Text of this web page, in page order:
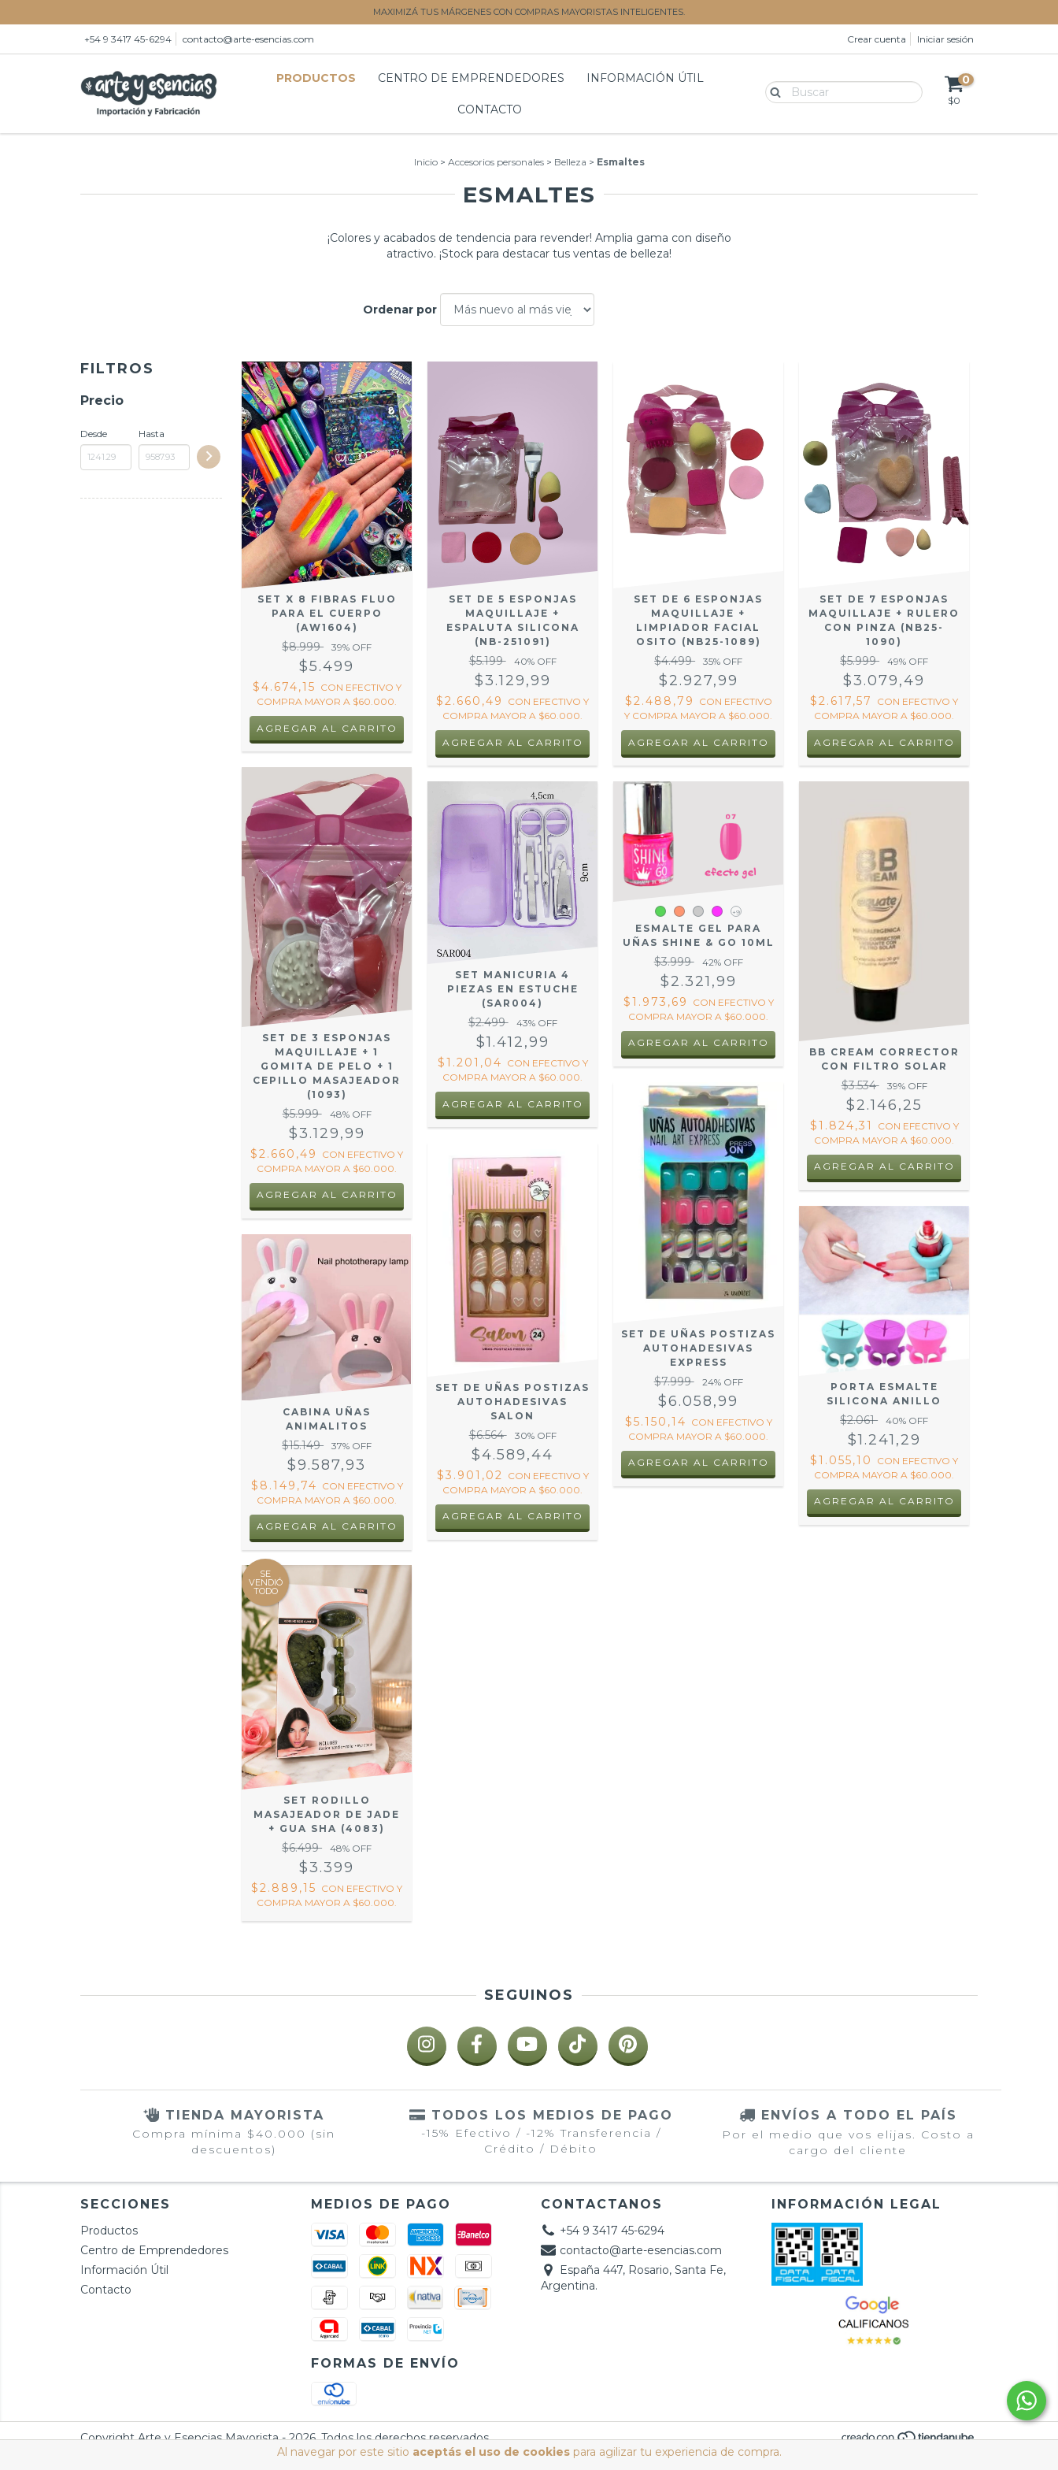
Al navegar por este sitio aceptás el uso de cookiespara agilizar tu experiencia de compra.
MAXIMIZÁ TUS MÁRGENES CON COMPRAS MAYORISTAS INTELIGENTES.
+54 9 3417 45-6294 contacto@arte-esencias.com Crear cuenta Iniciar sesión
PRODUCTOS CENTRO DE EMPRENDEDORES INFORMACIÓN ÚTIL
CONTACTO
0
$0
Inicio > Accesorios personales > Belleza > Esmaltes
ESMALTES
¡Colores y acabados de tendencia para revender! Amplia gama con diseño
atractivo. ¡Stock para destacar tus ventas de belleza!
Ordenar por
FILTROS
Precio
Desde Hasta
SET X 8 FIBRAS FLUO
PARA EL CUERPO
(AW1604)
$8.999 39% OFF
$5.499
$4.674,15 CON EFECTIVO Y
COMPRA MAYOR A $60.000.
SET DE 5 ESPONJAS
MAQUILLAJE +
ESPALUTA SILICONA
(NB-251091)
$5.199 40% OFF
$3.129,99
$2.660,49 CON EFECTIVO Y
COMPRA MAYOR A $60.000.
SET DE 6 ESPONJAS
MAQUILLAJE +
LIMPIADOR FACIAL
OSITO (NB25-1089)
$4.499 35% OFF
$2.927,99
$2.488,79 CON EFECTIVO
Y COMPRA MAYOR A $60.000.
SET DE 7 ESPONJAS
MAQUILLAJE + RULERO
CON PINZA (NB25-
1090)
$5.999 49% OFF
$3.079,49
$2.617,57 CON EFECTIVO Y
COMPRA MAYOR A $60.000.
SET DE 3 ESPONJAS
MAQUILLAJE + 1
GOMITA DE PELO + 1
CEPILLO MASAJEADOR
(1093)
$5.999 48% OFF
$3.129,99
$2.660,49 CON EFECTIVO Y
COMPRA MAYOR A $60.000.
SET MANICURIA 4
PIEZAS EN ESTUCHE
(SAR004)
$2.499 43% OFF
$1.412,99
$1.201,04 CON EFECTIVO Y
COMPRA MAYOR A $60.000.
+9
ESMALTE GEL PARA
UÑAS SHINE & GO 10ML
$3.999 42% OFF
$2.321,99
$1.973,69 CON EFECTIVO Y
COMPRA MAYOR A $60.000.
AGREGAR AL CARRITO
BB CREAM CORRECTOR
CON FILTRO SOLAR
$3.534 39% OFF
$2.146,25
$1.824,31 CON EFECTIVO Y
COMPRA MAYOR A $60.000.
CABINA UÑAS
ANIMALITOS
$15.149 37% OFF
$9.587,93
$8.149,74 CON EFECTIVO Y
COMPRA MAYOR A $60.000.
AGREGAR AL CARRITO
SET DE UÑAS POSTIZAS
AUTOHADESIVAS
SALON
$6.564 30% OFF
$4.589,44
$3.901,02 CON EFECTIVO Y
COMPRA MAYOR A $60.000.
AGREGAR AL CARRITO
SET DE UÑAS POSTIZAS
AUTOHADESIVAS
EXPRESS
$7.999 24% OFF
$6.058,99
$5.150,14 CON EFECTIVO Y
COMPRA MAYOR A $60.000.
AGREGAR AL CARRITO
PORTA ESMALTE
SILICONA ANILLO
$2.061 40% OFF
$1.241,29
$1.055,10 CON EFECTIVO Y
COMPRA MAYOR A $60.000.
AGREGAR AL CARRITO
SE
VENDIÓ
TODO
SET RODILLO
MASAJEADOR DE JADE
+ GUA SHA (4083)
$6.499 48% OFF
$3.399
$2.889,15 CON EFECTIVO Y
COMPRA MAYOR A $60.000.
SEGUINOS
TIENDA MAYORISTA
Compra mínima $40.000 (sin
descuentos)
TODOS LOS MEDIOS DE PAGO
-15% Efectivo / -12% Transferencia /
Crédito / Débito
ENVÍOS A TODO EL PAÍS
Por el medio que vos elijas. Costo a
cargo del cliente
SECCIONES
Productos
Centro de Emprendedores
Información Útil
Contacto
MEDIOS DE PAGO
FORMAS DE ENVÍO
CONTACTANOS
+54 9 3417 45-6294
contacto@arte-esencias.com
España 447, Rosario, Santa Fe,
Argentina.
INFORMACIÓN LEGAL
Copyright Arte y Esencias Mayorista - 2026. Todos los derechos reservados.
Defensa de las y los consumidores. Para reclamos ingresá acá. / Botón de arrepentimiento